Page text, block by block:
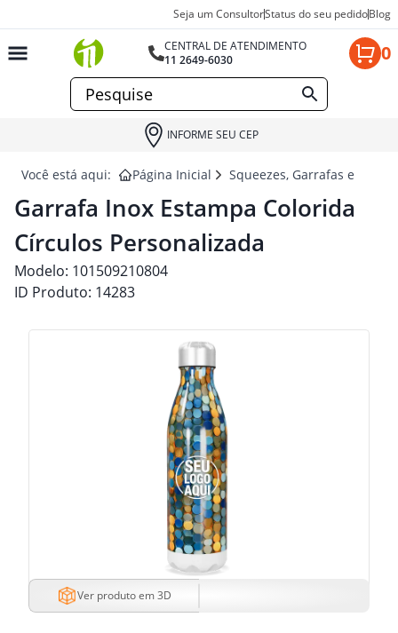
Seja um ConsultorStatus do seu pedidoBlog
CENTRAL DE ATENDIMENTO
11 2649-6030
0
INFORME SEU CEP
Você está aqui: Página Inicial Squeezes, Garrafas e
Garrafa Inox Estampa Colorida
Círculos Personalizada
Modelo: 101509210804
ID Produto: 14283
Ver produto em 3D